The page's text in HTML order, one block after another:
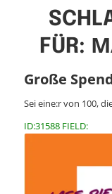
FÜR:
Große
Sei eine:r von 100,
ID:31588 FIELD: